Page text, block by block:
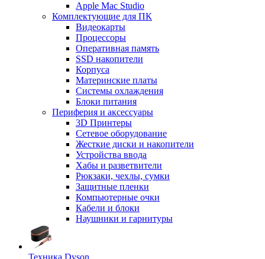
Apple Mac Studio
Комплектующие для ПК
Видеокарты
Процессоры
Оперативная память
SSD накопители
Корпуса
Материнские платы
Системы охлаждения
Блоки питания
Периферия и аксессуары
3D Принтеры
Сетевое оборудование
Жесткие диски и накопители
Устройства ввода
Хабы и разветвители
Рюкзаки, чехлы, сумки
Защитные пленки
Компьютерные очки
Кабели и блоки
Наушники и гарнитуры
Техника Dyson